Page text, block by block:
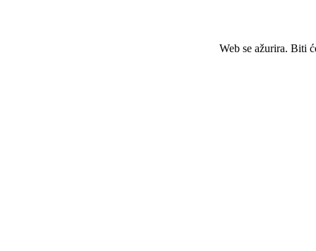
Web se ažurira. Biti